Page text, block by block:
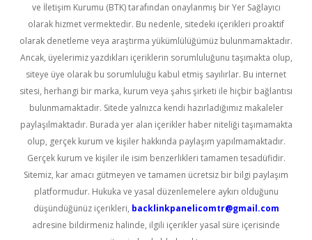
ve İletişim Kurumu (BTK) tarafından onaylanmış bir Yer Sağlayıcı
olarak hizmet vermektedir. Bu nedenle, sitedeki içerikleri proaktif
olarak denetleme veya araştırma yükümlülüğümüz bulunmamaktadır.
Ancak, üyelerimiz yazdıkları içeriklerin sorumluluğunu taşımakta olup,
siteye üye olarak bu sorumluluğu kabul etmiş sayılırlar. Bu internet
sitesi, herhangi bir marka, kurum veya şahıs şirketi ile hiçbir bağlantısı
bulunmamaktadır. Sitede yalnızca kendi hazırladığımız makaleler
paylaşılmaktadır. Burada yer alan içerikler haber niteliği taşımamakta
olup, gerçek kurum ve kişiler hakkında paylaşım yapılmamaktadır.
Gerçek kurum ve kişiler ile isim benzerlikleri tamamen tesadüfidir.
Sitemiz, kar amacı gütmeyen ve tamamen ücretsiz bir bilgi paylaşım
platformudur. Hukuka ve yasal düzenlemelere aykırı olduğunu
düşündüğünüz içerikleri, backlinkpanelicomtr@gmail.com
adresine bildirmeniz halinde, ilgili içerikler yasal süre içerisinde